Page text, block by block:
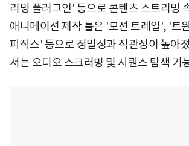
리밍 플러그인' 등으로 콘텐츠 스트리밍
애니메이션 제작 툴은 '모션 트레일', '트
피직스' 등으로 정밀성과 직관성이 높아
서는 오디오 스크러빙 및 시퀀스 탐색 기